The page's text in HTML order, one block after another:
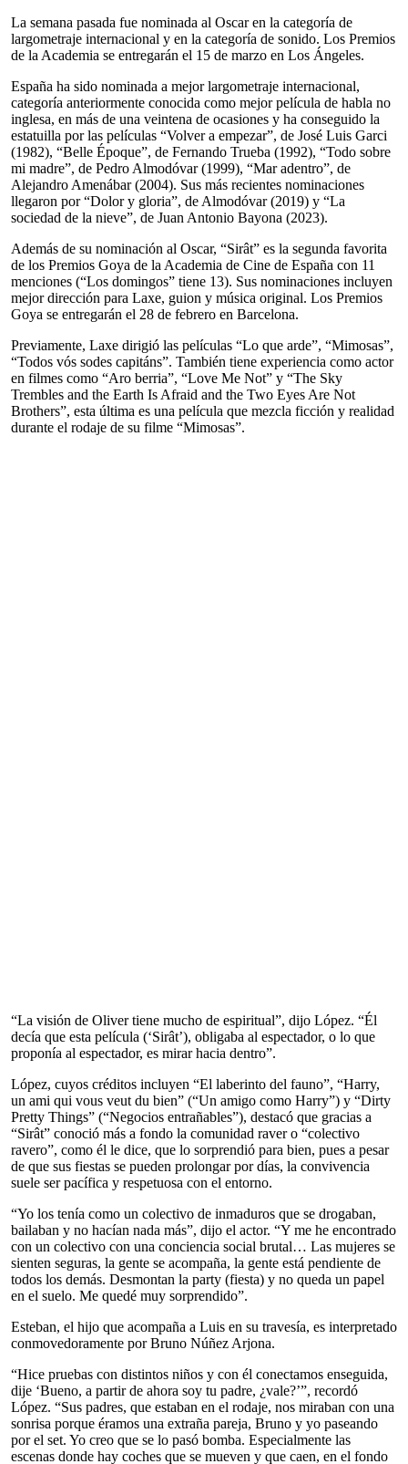
La semana pasada fue nominada al Oscar en la categoría de
largometraje internacional y en la categoría de sonido. Los Premios
de la Academia se entregarán el 15 de marzo en Los Ángeles.
España ha sido nominada a mejor largometraje internacional,
categoría anteriormente conocida como mejor película de habla no
inglesa, en más de una veintena de ocasiones y ha conseguido la
estatuilla por las películas “Volver a empezar”, de José Luis Garci
(1982), “Belle Époque”, de Fernando Trueba (1992), “Todo sobre
mi madre”, de Pedro Almodóvar (1999), “Mar adentro”, de
Alejandro Amenábar (2004). Sus más recientes nominaciones
llegaron por “Dolor y gloria”, de Almodóvar (2019) y “La
sociedad de la nieve”, de Juan Antonio Bayona (2023).
Además de su nominación al Oscar, “Sirât” es la segunda favorita
de los Premios Goya de la Academia de Cine de España con 11
menciones (“Los domingos” tiene 13). Sus nominaciones incluyen
mejor dirección para Laxe, guion y música original. Los Premios
Goya se entregarán el 28 de febrero en Barcelona.
Previamente, Laxe dirigió las películas “Lo que arde”, “Mimosas”,
“Todos vós sodes capitáns”. También tiene experiencia como actor
en filmes como “Aro berria”, “Love Me Not” y “The Sky
Trembles and the Earth Is Afraid and the Two Eyes Are Not
Brothers”, esta última es una película que mezcla ficción y realidad
durante el rodaje de su filme “Mimosas”.
“La visión de Oliver tiene mucho de espiritual”, dijo López. “Él
decía que esta película (‘Sirât’), obligaba al espectador, o lo que
proponía al espectador, es mirar hacia dentro”.
López, cuyos créditos incluyen “El laberinto del fauno”, “Harry,
un ami qui vous veut du bien” (“Un amigo como Harry”) y “Dirty
Pretty Things” (“Negocios entrañables”), destacó que gracias a
“Sirât” conoció más a fondo la comunidad raver o “colectivo
ravero”, como él le dice, que lo sorprendió para bien, pues a pesar
de que sus fiestas se pueden prolongar por días, la convivencia
suele ser pacífica y respetuosa con el entorno.
“Yo los tenía como un colectivo de inmaduros que se drogaban,
bailaban y no hacían nada más”, dijo el actor. “Y me he encontrado
con un colectivo con una conciencia social brutal… Las mujeres se
sienten seguras, la gente se acompaña, la gente está pendiente de
todos los demás. Desmontan la party (fiesta) y no queda un papel
en el suelo. Me quedé muy sorprendido”.
Esteban, el hijo que acompaña a Luis en su travesía, es interpretado
conmovedoramente por Bruno Núñez Arjona.
“Hice pruebas con distintos niños y con él conectamos enseguida,
dije ‘Bueno, a partir de ahora soy tu padre, ¿vale?’”, recordó
López. “Sus padres, que estaban en el rodaje, nos miraban con una
sonrisa porque éramos una extraña pareja, Bruno y yo paseando
por el set. Yo creo que se lo pasó bomba. Especialmente las
escenas donde hay coches que se mueven y que caen, en el fondo